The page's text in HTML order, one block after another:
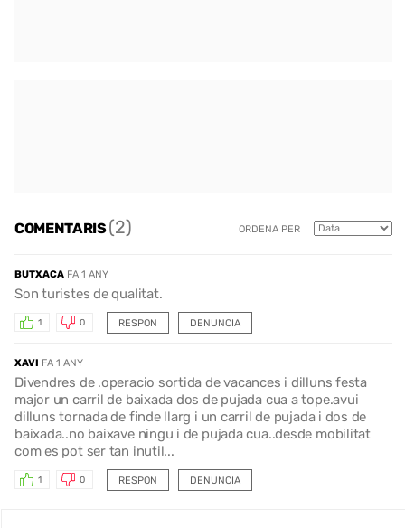
COMENTARIS(2) ORDENA PER
BUTXACA FA 1 ANY
Son turistes de qualitat.
RESPON
1 0 DENUNCIA
XAVI FA 1 ANY
Divendres de .operacio sortida de vacances i dilluns festa
major un carril de baixada dos de pujada cua a tope.avui
dilluns tornada de finde llarg i un carril de pujada i dos de
baixada..no baixave ningu i de pujada cua..desde mobilitat
com es pot ser tan inutil...
RESPON
1 0 DENUNCIA